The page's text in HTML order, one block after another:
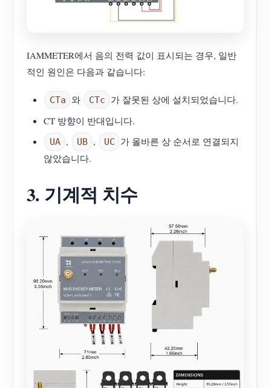
IAMMETER에서 음의 전력 값이 표시되는 경우, 일반
적인 원인은 다음과 같습니다:
CTa 와 CTc
가 잘못된 상에 설치되었습니다.
CT 방향이 반대입니다.
UA , UB , UC
가 올바른 상 순서로 연결되지
않았습니다.
3. 기계적 치수